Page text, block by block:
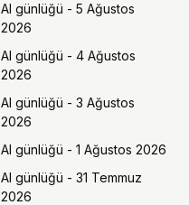
AI günlüğü - 5 Ağustos
2026
AI günlüğü - 4 Ağustos
2026
AI günlüğü - 3 Ağustos
2026
AI günlüğü - 1 Ağustos 2026
AI günlüğü - 31 Temmuz
2026